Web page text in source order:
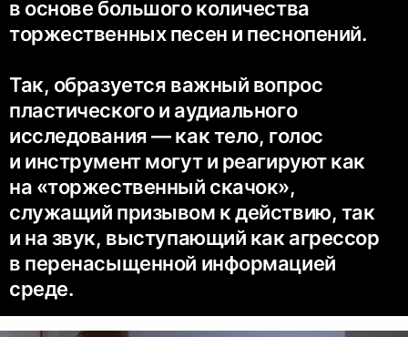
в основе большого количества
торжественных песен и песнопений.
Так, образуется важный вопрос
пластического и аудиального
исследования — как тело, голос
и инструмент могут и реагируют как
на «торжественный скачок»,
служащий призывом к действию, так
и на звук, выступающий как агрессор
в перенасыщенной информацией
среде.